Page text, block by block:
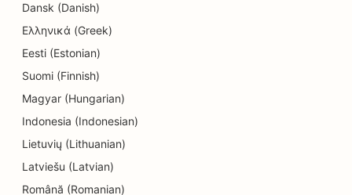
SEO for elektronikbutikker
SEO for endodontister
SEO for underholdning og fritid
SEO for Escape Rooms
EO til etniske restauranter
Dansk (Danish)
Ελληνικά (Greek)
Eesti (Estonian)
Suomi (Finnish)
Magyar (Hungarian)
Indonesia (Indonesian)
Lietuvių (Lithuanian)
Latviešu (Latvian)
Română (Romanian)